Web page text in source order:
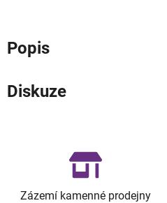
Popis
Diskuze
Zázemí kamenné prodejny